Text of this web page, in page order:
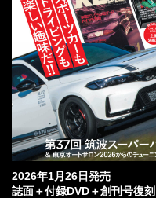
2026年1月26日発売
誌面＋付録DVD＋創刊号復刻